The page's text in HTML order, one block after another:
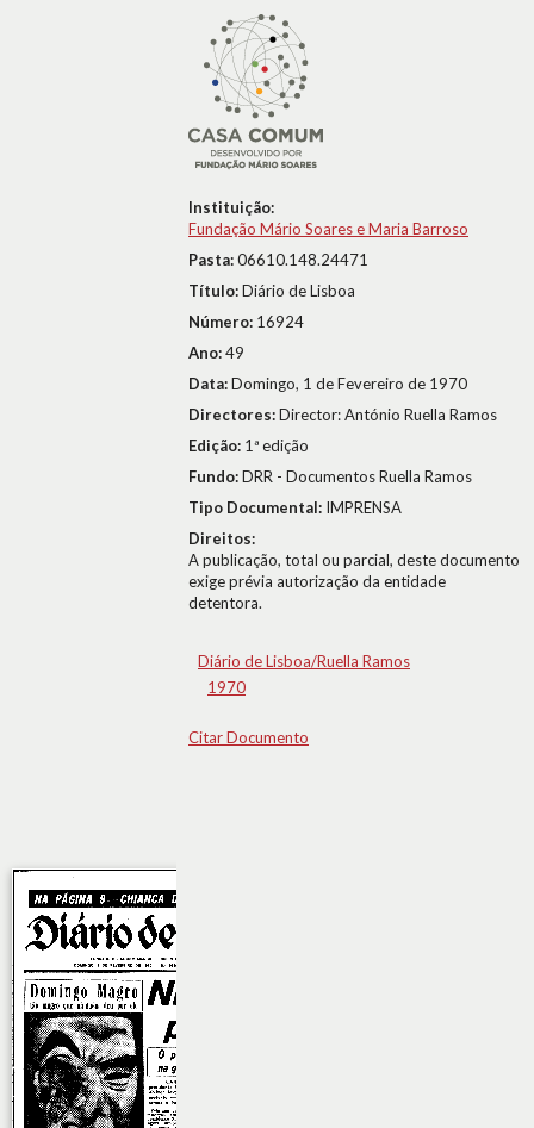
Instituição:
Fundação Mário Soares e Maria Barroso
Pasta:06610.148.24471
Título:Diário de Lisboa
Número: 16924
Ano:49
Data:Domingo, 1 de Fevereiro de 1970
Directores:Director: António Ruella Ramos
Edição: 1ª edição
Fundo:DRR - Documentos Ruella Ramos
Tipo Documental: IMPRENSA
Direitos:
A publicação, total ou parcial, deste documento
exige prévia autorização da entidade
detentora.
Diário de Lisboa/Ruella Ramos
1970
Citar Documento